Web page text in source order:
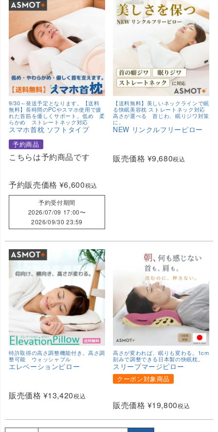
9/30～発送予定となります。【送料
無料】長時間のPCやスマホ使用で疲
れた首筋を優しくサポート。低め 柔
らかめ ストレートネック対応
スマホ首枕 ソフトタイプ
予約商品
こちらは予約商品です
予約販売価格 ¥6,600税込
予約受付期間
2026/07/09 17:00〜
2026/09/30 23:59
【送料無料】美しいネックラインで眠
る快眠美容枕 ストレートネック対応
高さが選べる 首じわ、眠りジワ対策
に。
NEW リンクルフリーピロー
販売価格 ¥9,680税込
特許取得の高さ調整機能付き。高さ調
整可能 ウォッシャブル
エレベーションピロー
販売価格 ¥13,420税込
高さが変われば、眠りも変わる。1cm
刻みで調整できる日本製の快眠枕。
スリープマージピロー
クーポン対象商品
販売価格 ¥19,800税込